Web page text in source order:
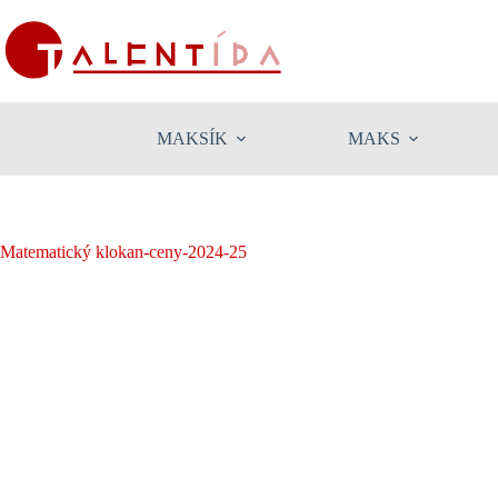
to
content
MAKSÍK MAKS
Matematický klokan-ceny-2024-25